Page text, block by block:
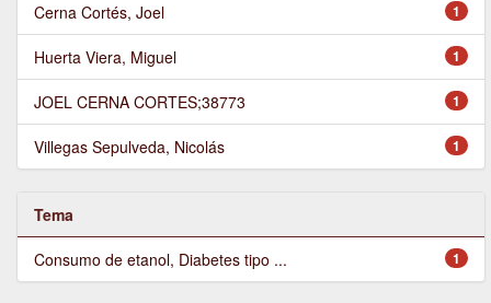
1
Cerna Cortés, Joel
1
Huerta Viera, Miguel
1
JOEL CERNA CORTES;38773
1
Villegas Sepulveda, Nicolás
Tema
1
Consumo de etanol, Diabetes tipo ...